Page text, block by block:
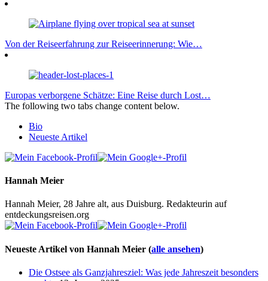
Von der Reiseerfahrung zur Reiseerinnerung: Wie…
Europas verborgene Schätze: Eine Reise durch Lost…
The following two tabs change content below.
Bio
Neueste Artikel
Hannah Meier
Hannah Meier, 28 Jahre alt, aus Duisburg. Redakteurin auf
entdeckungsreisen.org
Neueste Artikel von Hannah Meier (alle ansehen)
Die Ostsee als Ganzjahresziel: Was jede Jahreszeit besonders